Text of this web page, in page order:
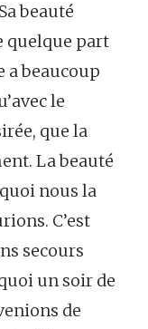
beauté
quelque part
a beaucoup
le
que la
La beauté
nous la
C’est
secours
un soir de
de